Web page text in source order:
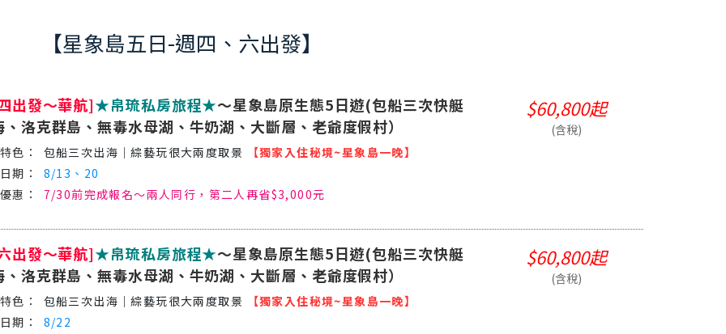
【星象島五日-週四、六出發】
出發～華航]★帛琉私房旅程★～星象島原生態5日遊(包船三次快艇
、洛克群島、無毒水母湖、牛奶湖、大斷層、老爺度假村）
包船三次出海│綜藝玩很大兩度取景
【獨家入住秘境~星象島一晚】
8/13、20
7/30前完成報名～兩人同行，第二人再省$3,000元
$60,800起
(含稅)
出發～華航]★帛琉私房旅程★～星象島原生態5日遊(包船三次快艇
、洛克群島、無毒水母湖、牛奶湖、大斷層、老爺度假村）
包船三次出海│綜藝玩很大兩度取景
【獨家入住秘境~星象島一晚】
8/22
$60,800起
(含稅)